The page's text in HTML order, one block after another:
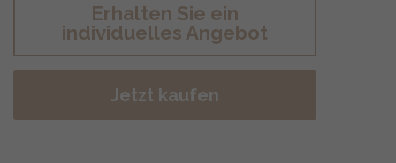
Erhalten Sie ein
individuelles Angebot
Jetzt kaufen